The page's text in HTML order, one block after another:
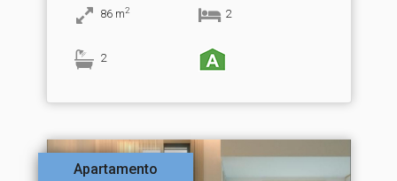
86 m2 2
2
Apartamento